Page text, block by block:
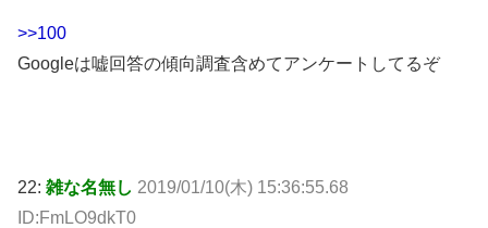
>>100
Googleは嘘回答の傾向調査含めてアンケートしてるぞ
22: 雑な名無し 2019/01/10(木) 15:36:55.68
ID:FmLO9dkT0